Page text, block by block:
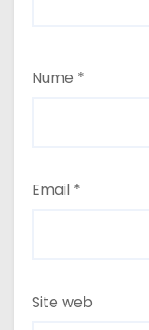
Nume *
Email *
Site web